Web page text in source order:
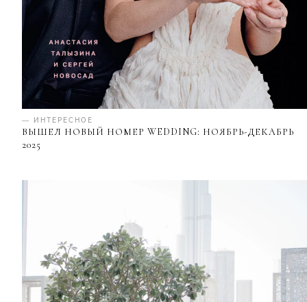
— ИНТЕРЕСНОЕ
ВЫШЕЛ НОВЫЙ НОМЕР WEDDING: НОЯБРЬ-ДЕКАБРЬ
2025